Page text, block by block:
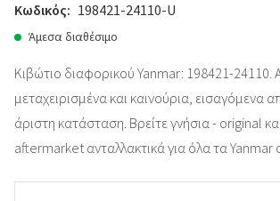
Κωδικός: 198421-24110-U
Άμεσα διαθέσιμο
Κιβώτιο διαφορικού Yanmar: 198421-24110.
μεταχειρισμένα και καινούρια, εισαγόμενα
άριστη κατάσταση. Βρείτε γνήσια - original
aftermarket ανταλλακτικά για όλα τα Yanmar